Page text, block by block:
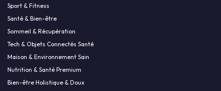
Sport & Fitness
Santé & Bien-être
Sommeil & Récupération
Tech & Objets Connectés Santé
Maison & Environnement Sain
Nutrition & Santé Premium
Bien-être Holistique & Doux